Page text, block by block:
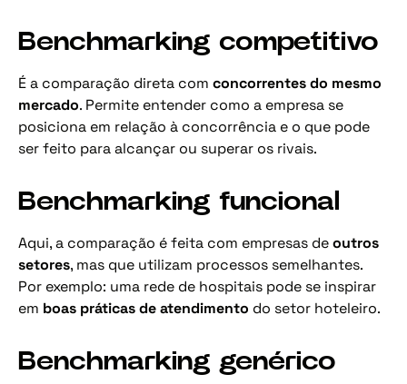
Benchmarking competitivo
É a comparação direta com concorrentes do mesmo
mercado. Permite entender como a empresa se
posiciona em relação à concorrência e o que pode
ser feito para alcançar ou superar os rivais.
Benchmarking funcional
Aqui, a comparação é feita com empresas deoutros
setores, mas que utilizam processos semelhantes.
Por exemplo: uma rede de hospitais pode se inspirar
em boas práticas de atendimento do setor hoteleiro.
Benchmarking genérico